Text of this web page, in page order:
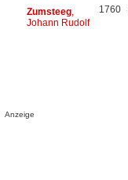
Zumsteeg,
Johann Rudolf
1760
Anzeige